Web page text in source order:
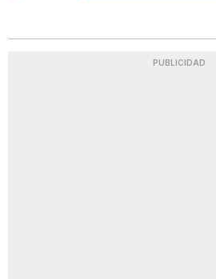
PUBLICIDAD